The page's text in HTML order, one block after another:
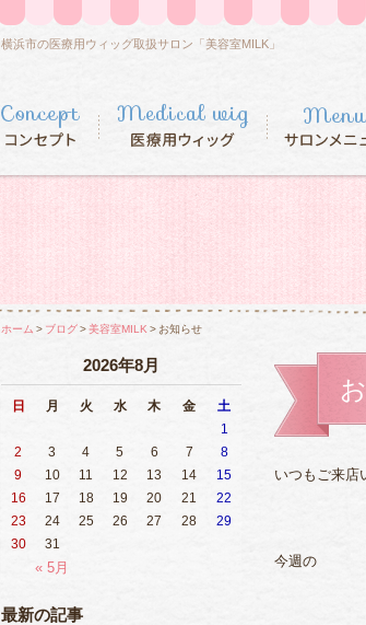
横浜市の医療用ウィッグ取扱サロン「美容室MILK」
ホーム ブログ 美容室MILK お知らせ
いつもご来店
今週の
2026年8月
日 月 火 水 木 金 土
« 5月
1
2
3 4 5 6 7
8
9
10 11 12 13 14
15
16
17 18 19 20 21
22
23
24 25 26 27 28
29
30
31
最新の記事